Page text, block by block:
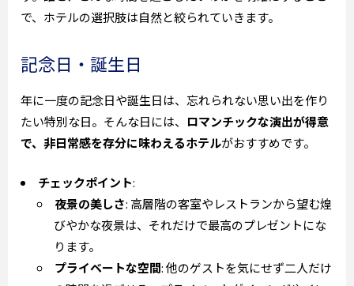
で、ホテルの選択肢は自然と絞られていきます。
記念日・誕生日
年に一度の記念日や誕生日は、忘れられない思い出を作り
たい特別な日。そんな日には、 ロマンチックな演出が得意
で、非日常感を存分に味わえるホテルがおすすめです。
チェックポイント:
夜景の美しさ: 高層階の客室やレストランから望む煌
びやかな夜景は、それだけで最高のプレゼントにな
ります。
プライベートな空間: 他のゲストを気にせず二人だけ